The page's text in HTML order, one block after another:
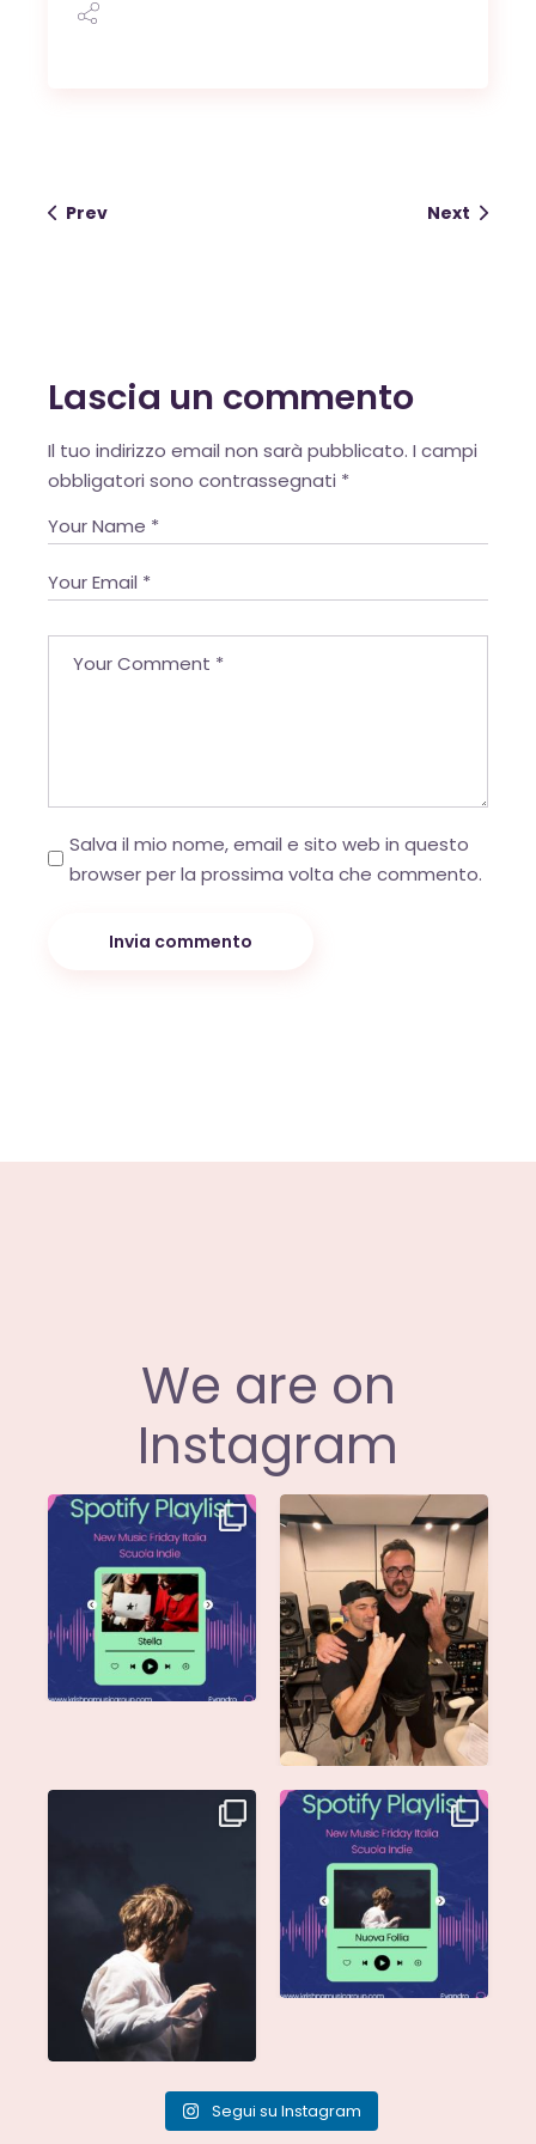
Prev Next
Lascia un commento
Il tuo indirizzo email non sarà pubblicato. I campi
obbligatori sono contrassegnati *
Salva il mio nome, email e sito web in questo
browser per la prossima volta che commento.
Invia commento
We are on
Instagram
Stella di
@musicadievandro è
disponibile su tutte
Siamo entusiasti di
annunciare che
@moseofficial
Singolo: Nuova Follia
Nuova Follia è finalmente
vostra e sta già
Segui su Instagram